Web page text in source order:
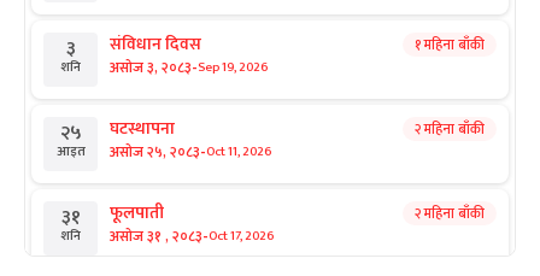
३
शनि
संविधान दिवस
असोज ३, २०८३-Sep 19, 2026
१ महिना बाँकी
२५
आइत
घटस्थापना
असोज २५, २०८३-Oct 11, 2026
२ महिना बाँकी
३१
शनि
फूलपाती
असोज ३१ , २०८३-Oct 17, 2026
२ महिना बाँकी